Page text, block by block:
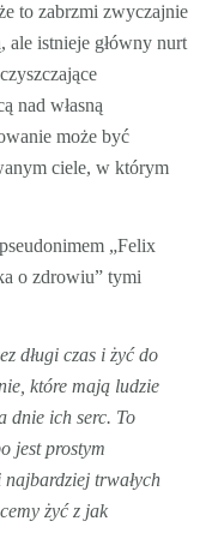
to zabrzmi zwyczajnie
istnieje główny nurt
nad własną
może być
ciele, w którym
„Felix
o zdrowiu” tymi
długi czas i żyć do
które mają ludzie
dnie ich serc. To
jest prostym
trwałych
żyć z jak